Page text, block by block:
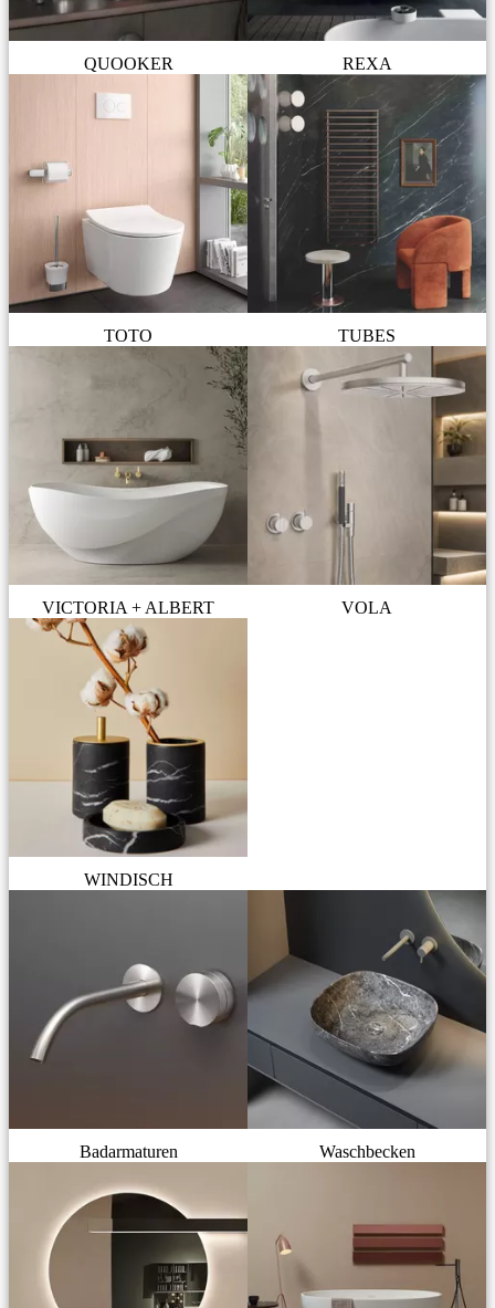
QUOOKER REXA
TOTO TUBES
VICTORIA + ALBERT VOLA
WINDISCH
Badarmaturen Waschbecken